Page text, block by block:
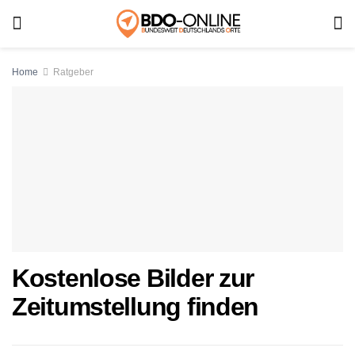
Home Ratgeber
Kostenlose Bilder zur
Zeitumstellung finden